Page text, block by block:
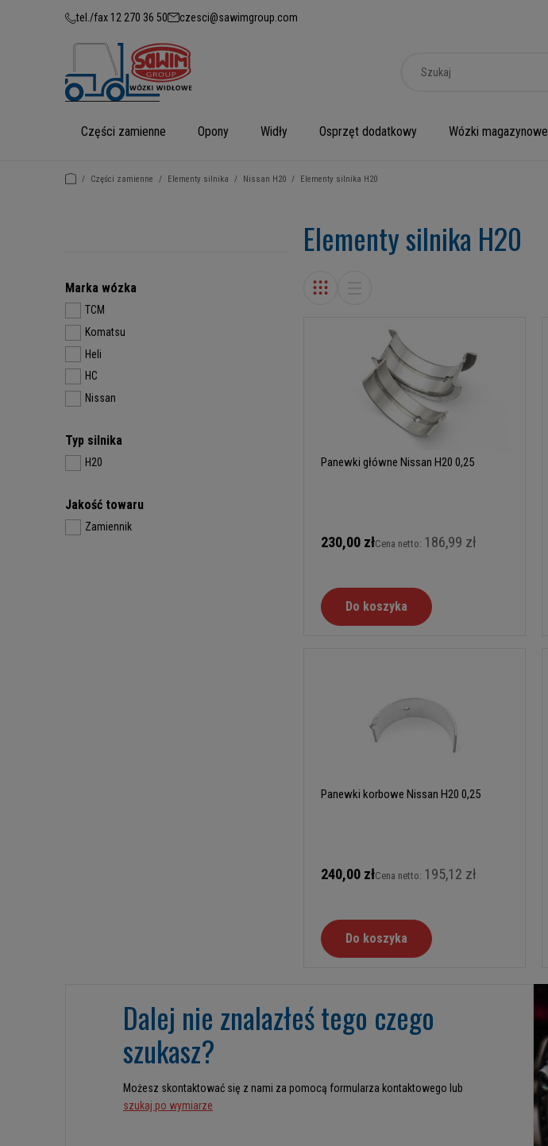
tel./fax 12 270 36 50 czesci@sawimgroup.com
Części zamienne Opony Widły Osprzęt dodatkowy Wózki magazynowe
/ Części zamienne / Elementy silnika / Nissan H20 / Elementy silnika H20
Marka wózka
TCM
Komatsu
Heli
HC
Nissan
Typ silnika
H20
Jakość towaru
Zamiennik
Elementy silnika H20
Panewki główne Nissan H20 0,25
230,00 złCena netto: 186,99 zł
Do koszyka
Panewki korbowe Nissan H20 0,25
240,00 złCena netto: 195,12 zł
Do koszyka
Dalej nie znalazłeś tego czego
szukasz?
Możesz skontaktować się z nami za pomocą formularza kontaktowego lub
szukaj po wymiarze